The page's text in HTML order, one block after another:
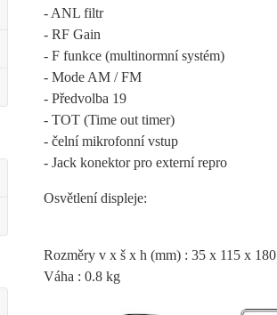
- ANL filtr
- RF Gain
- F funkce (multinormní systém)
- Mode AM / FM
- Předvolba 19
- TOT (Time out timer)
- čelní mikrofonní vstup
- Jack konektor pro externí repro
Osvětlení displeje:
Rozměry v x š x h (mm) : 35 x 115 x 180
Váha : 0.8 kg